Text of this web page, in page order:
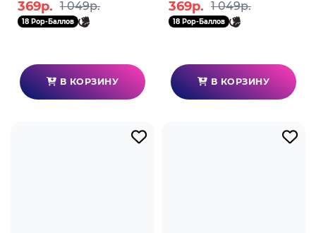
Spindle 6974696617559
369р. 1 049р.
18 Pop-Баллов
В КОРЗИНУ
6975213688410
369р. 1 049р.
18 Pop-Баллов
В КОРЗИНУ